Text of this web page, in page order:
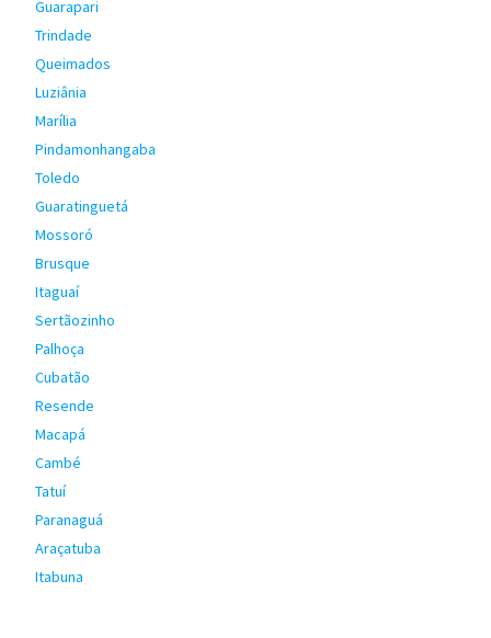
Guarapari
Trindade
Queimados
Luziânia
Marília
Pindamonhangaba
Toledo
Guaratinguetá
Mossoró
Brusque
Itaguaí
Sertãozinho
Palhoça
Cubatão
Resende
Macapá
Cambé
Tatuí
Paranaguá
Araçatuba
Itabuna